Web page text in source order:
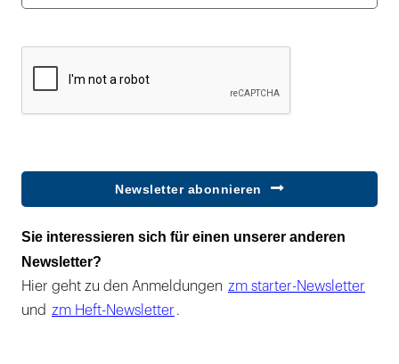
Newsletter abonnieren
Sie interessieren sich für einen unserer anderen
Newsletter?
Hier geht zu den Anmeldungen zm starter-Newsletter
und zm Heft-Newsletter .